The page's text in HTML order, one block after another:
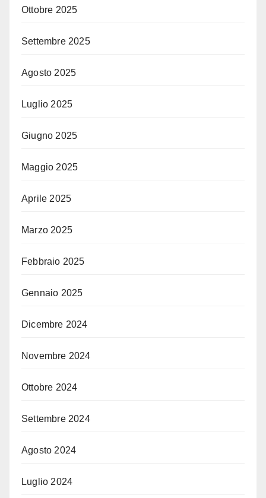
Ottobre 2025
Settembre 2025
Agosto 2025
Luglio 2025
Giugno 2025
Maggio 2025
Aprile 2025
Marzo 2025
Febbraio 2025
Gennaio 2025
Dicembre 2024
Novembre 2024
Ottobre 2024
Settembre 2024
Agosto 2024
Luglio 2024